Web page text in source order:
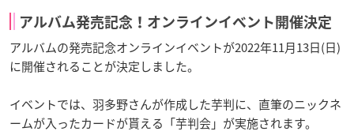
アルバム発売記念！オンラインイベント開催決定
アルバムの発売記念オンラインイベントが2022年11月13日(日)
に開催されることが決定しました。
イベントでは、羽多野さんが作成した芋判に、直筆のニックネ
ームが入ったカードが貰える「芋判会」が実施されます。